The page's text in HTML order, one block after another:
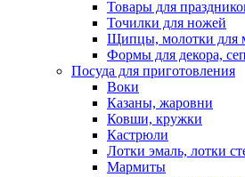
Товары для
Точилки для ножей
Щипцы, молотки для
Формы для декора,
Посуда для приготовления
Воки
Казаны, жаровни
Ковши, кружки
Кастрюли
Лотки эмаль, лотки
Мармиты